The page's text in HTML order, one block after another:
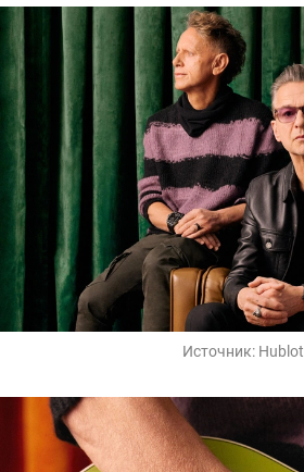
Источник: Hublot